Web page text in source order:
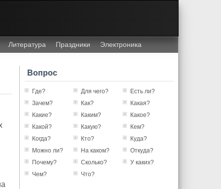
Литература Праздники Электроника
Вопрос
Где? Для чего?
Есть ли?
Зачем?
Как?
Какая?
Какие?
Каким?
Какое?
Какой?
Какую?
Кем?
Когда?
Кто?
Куда?
Можно ли?
На каком?
Откуда?
Почему?
Сколько?
У каких?
Чем?
Что?